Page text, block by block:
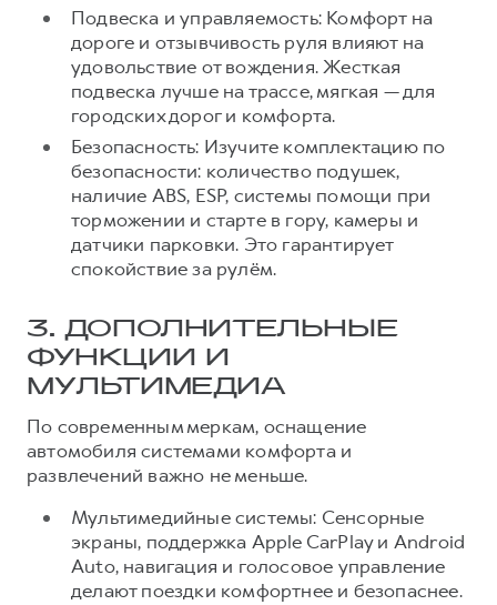
Подвеска и управляемость: Комфорт на
дороге и отзывчивость руля влияют на
удовольствие от вождения. Жесткая
подвеска лучше на трассе, мягкая — для
городских дорог и комфорта.
Безопасность: Изучите комплектацию по
безопасности: количество подушек,
наличие ABS, ESP, системы помощи при
торможении и старте в гору, камеры и
датчики парковки. Это гарантирует
спокойствие за рулём.
3. ДОПОЛНИТЕЛЬНЫЕ
ФУНКЦИИ И
МУЛЬТИМЕДИА
По современным меркам, оснащение
автомобиля системами комфорта и
развлечений важно не меньше.
Мультимедийные системы: Сенсорные
экраны, поддержка Apple CarPlay и Android
Auto, навигация и голосовое управление
делают поездки комфортнее и безопаснее.